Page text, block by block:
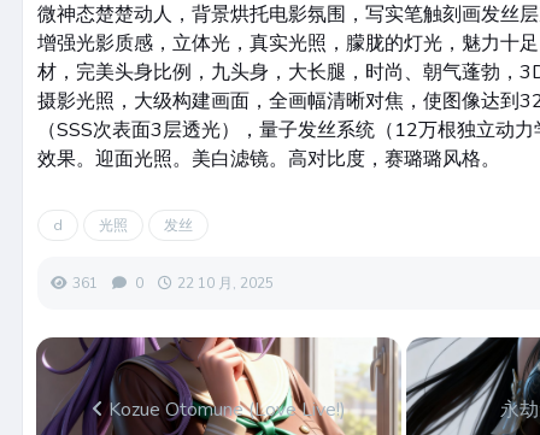
微神态楚楚动人，背景烘托电影氛围，写实笔触刻画发丝
增强光影质感，立体光，真实光照，朦胧的灯光，魅力十
材，完美头身比例，九头身，大长腿，时尚、朝气蓬勃，
摄影光照，大级构建画面，全画幅清晰对焦，使图像达到
（SSS次表面3层透光），量子发丝系统（12万根独立动
效果。迎面光照。美白滤镜。高对比度，赛璐璐风格。
d 光照 发丝
361 0 22 10 月, 2025
Kozue Otomune (Love Live!) 永